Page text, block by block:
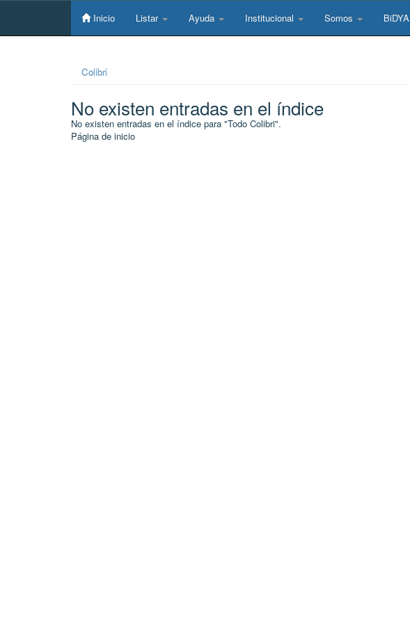
Skip
Inicio Listar Ayuda Institucional Somos BiDYA
Colibri
No existen entradas en el índice
No existen entradas en el índice para "Todo Colibri".
Página de inicio